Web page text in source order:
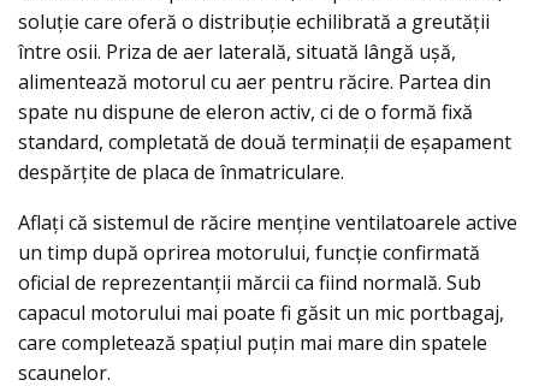
soluție care oferă o distribuție echilibrată a greutății
între osii. Priza de aer laterală, situată lângă ușă,
alimentează motorul cu aer pentru răcire. Partea din
spate nu dispune de eleron activ, ci de o formă fixă
standard, completată de două terminații de eșapament
despărțite de placa de înmatriculare.
Aflați că sistemul de răcire menține ventilatoarele active
un timp după oprirea motorului, funcție confirmată
oficial de reprezentanții mărcii ca fiind normală. Sub
capacul motorului mai poate fi găsit un mic portbagaj,
care completează spațiul puțin mai mare din spatele
scaunelor.